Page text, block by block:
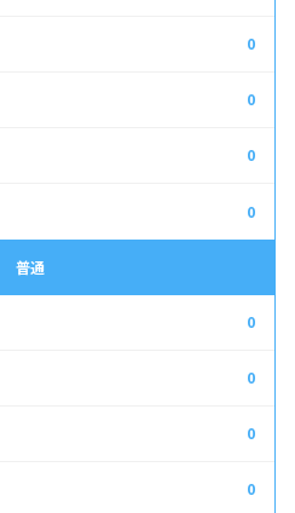
0
0
0
0
普通
0
0
0
0